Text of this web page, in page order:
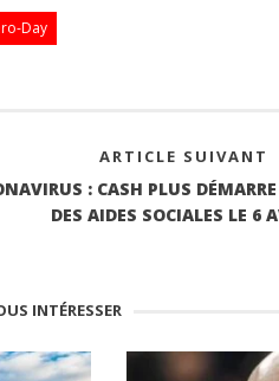
Day
ARTICLE SUIVANT
: CASH PLUS
DES AIDES SOCIALES LE 6
INTÉRESSER